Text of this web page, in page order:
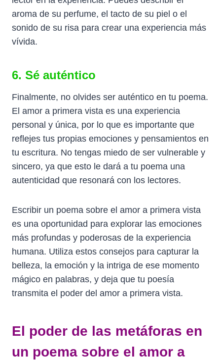
aroma de su perfume, el tacto de su piel o el
sonido de su risa para crear una experiencia más
vívida.
6. Sé auténtico
Finalmente, no olvides ser auténtico en tu poema.
El amor a primera vista es una experiencia
personal y única, por lo que es importante que
reflejes tus propias emociones y pensamientos en
tu escritura. No tengas miedo de ser vulnerable y
sincero, ya que esto le dará a tu poema una
autenticidad que resonará con los lectores.
Escribir un poema sobre el amor a primera vista
es una oportunidad para explorar las emociones
más profundas y poderosas de la experiencia
humana. Utiliza estos consejos para capturar la
belleza, la emoción y la intriga de ese momento
mágico en palabras, y deja que tu poesía
transmita el poder del amor a primera vista.
El poder de las metáforas en
un poema sobre el amor a